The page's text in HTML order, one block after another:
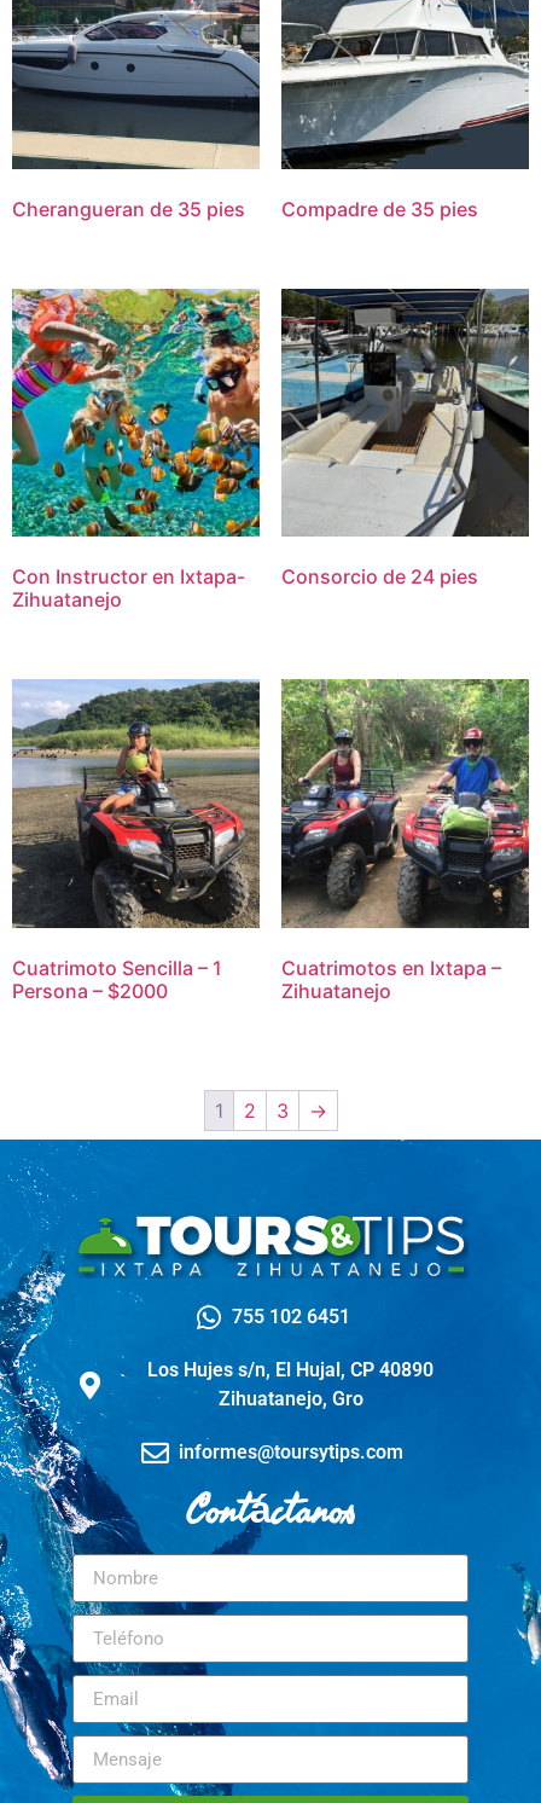
Cherangueran de 35 pies Compadre de 35 pies
Con Instructor en Ixtapa-
Zihuatanejo
Consorcio de 24 pies
Cuatrimoto Sencilla – 1
Persona – $2000
Cuatrimotos en Ixtapa –
Zihuatanejo
1 2 3 →
755 102 6451
Los Hujes s/n, El Hujal, CP 40890
Zihuatanejo, Gro
informes@toursytips.com
Contáctanos